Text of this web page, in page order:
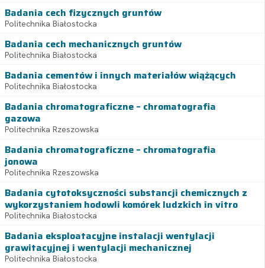
Badania cech fizycznych gruntów
Politechnika Białostocka
Badania cech mechanicznych gruntów
Politechnika Białostocka
Badania cementów i innych materiałów wiążących
Politechnika Białostocka
Badania chromatograficzne – chromatografia
gazowa
Politechnika Rzeszowska
Badania chromatograficzne – chromatografia
jonowa
Politechnika Rzeszowska
Badania cytotoksyczności substancji chemicznych z
wykorzystaniem hodowli komórek ludzkich in vitro
Politechnika Białostocka
Badania eksploatacyjne instalacji wentylacji
grawitacyjnej i wentylacji mechanicznej
Politechnika Białostocka